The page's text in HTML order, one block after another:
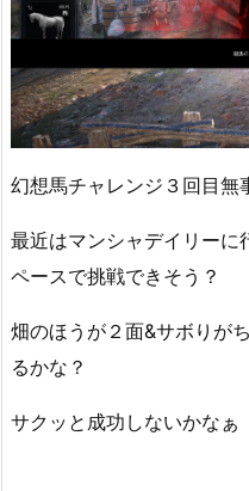
幻想馬チャレンジ３回目無
最近はマンシャデイリーに
ペースで挑戦できそう？
畑のほうが２面&サボりが
るかな？
サクッと成功しないかなぁ